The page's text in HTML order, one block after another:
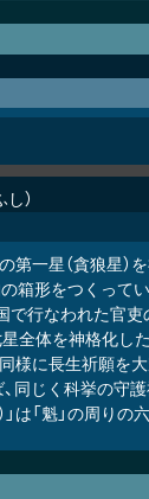
し
第一星（貪狼星）
の箱形をつくって
で行なわれた官吏
全体を神格化し
同様に長生祈願を
、同じく科挙の守
」は「魁」の周り